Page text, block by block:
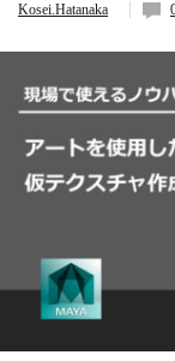
Kosei.Hatanaka